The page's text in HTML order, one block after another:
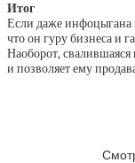
Итог
Если даже инфоцыгана
что он гуру бизнеса и
Наоборот, свалившаяся
и позволяет ему